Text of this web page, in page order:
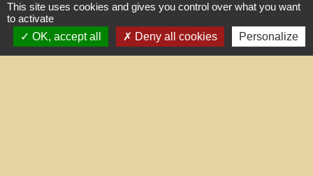
Liens utiles
This site uses cookies and gives you control over what you want
to activate
OK, accept all
Deny all cookies Personalize